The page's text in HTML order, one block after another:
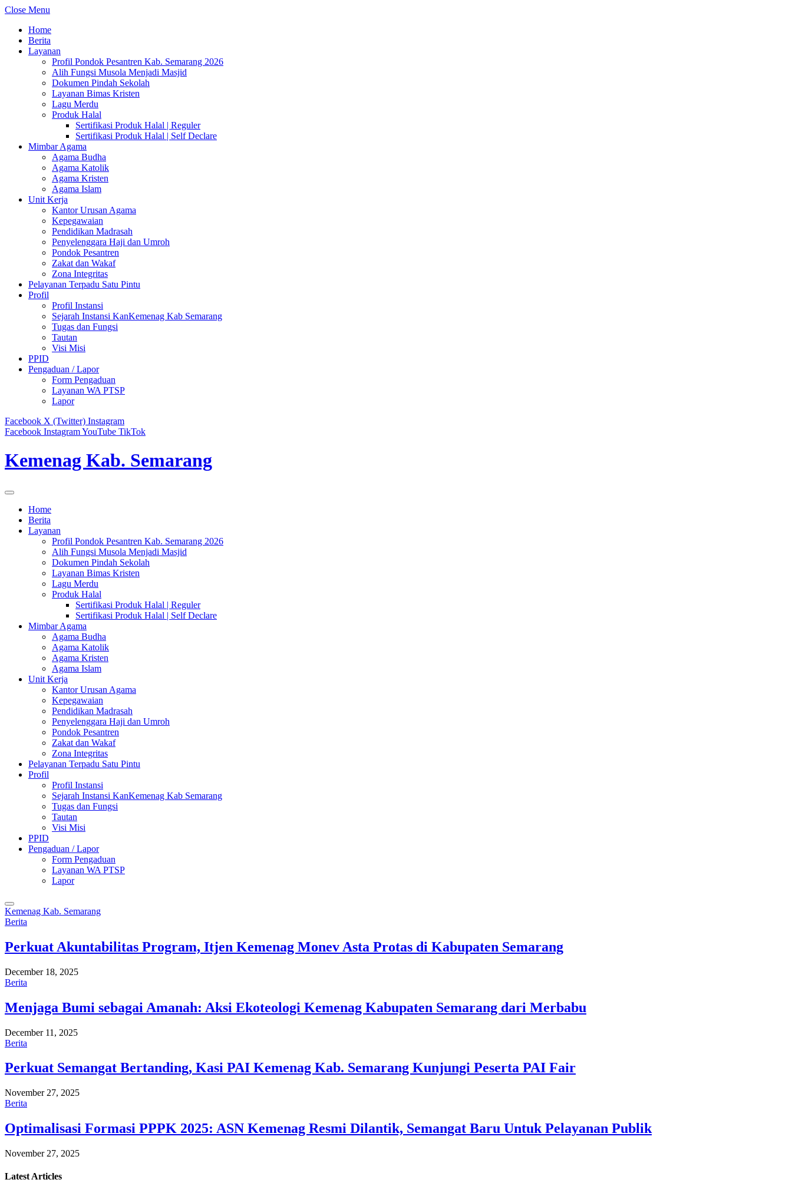
Close Menu
Home
Berita
Layanan
Profil Pondok Pesantren Kab. Semarang 2026
Alih Fungsi Musola Menjadi Masjid
Dokumen Pindah Sekolah
Layanan Bimas Kristen
Lagu Merdu
Produk Halal
Sertifikasi Produk Halal | Reguler
Sertifikasi Produk Halal | Self Declare
Mimbar Agama
Agama Budha
Agama Katolik
Agama Kristen
Agama Islam
Unit Kerja
Kantor Urusan Agama
Kepegawaian
Pendidikan Madrasah
Penyelenggara Haji dan Umroh
Pondok Pesantren
Zakat dan Wakaf
Zona Integritas
Pelayanan Terpadu Satu Pintu
Profil
Profil Instansi
Sejarah Instansi KanKemenag Kab Semarang
Tugas dan Fungsi
Tautan
Visi Misi
PPID
Pengaduan / Lapor
Form Pengaduan
Layanan WA PTSP
Lapor
Facebook X (Twitter) Instagram
Facebook InstagramYouTube TikTok
Kemenag Kab. Semarang
Home
Berita
Layanan
Profil Pondok Pesantren Kab. Semarang 2026
Alih Fungsi Musola Menjadi Masjid
Dokumen Pindah Sekolah
Layanan Bimas Kristen
Lagu Merdu
Produk Halal
Sertifikasi Produk Halal | Reguler
Sertifikasi Produk Halal | Self Declare
Mimbar Agama
Agama Budha
Agama Katolik
Agama Kristen
Agama Islam
Unit Kerja
Kantor Urusan Agama
Kepegawaian
Pendidikan Madrasah
Penyelenggara Haji dan Umroh
Pondok Pesantren
Zakat dan Wakaf
Zona Integritas
Pelayanan Terpadu Satu Pintu
Profil
Profil Instansi
Sejarah Instansi KanKemenag Kab Semarang
Tugas dan Fungsi
Tautan
Visi Misi
PPID
Pengaduan / Lapor
Form Pengaduan
Layanan WA PTSP
Lapor
Kemenag Kab. Semarang
Berita
Perkuat Akuntabilitas Program, Itjen Kemenag Monev Asta Protas di Kabupaten Semarang
December 18, 2025
Berita
Menjaga Bumi sebagai Amanah: Aksi Ekoteologi Kemenag Kabupaten Semarang dari Merbabu
December 11, 2025
Berita
Perkuat Semangat Bertanding, Kasi PAI Kemenag Kab. Semarang Kunjungi Peserta PAI Fair
November 27, 2025
Berita
Optimalisasi Formasi PPPK 2025: ASN Kemenag Resmi Dilantik, Semangat Baru Untuk Pelayanan Publik
November 27, 2025
Latest Articles